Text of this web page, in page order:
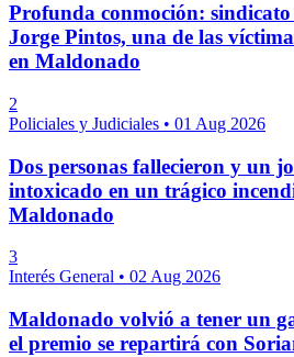
Profunda conmoción:
Jorge Pintos, una de las
en Maldonado
2
Policiales y Judiciales • 01 Aug 2026
Dos personas fallecieron y un
intoxicado en un trágico
Maldonado
3
Interés General • 02 Aug 2026
Maldonado volvió a tener un
el premio se repartirá con